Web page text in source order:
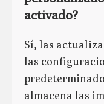
activado?
Sí, las
las
almacena las